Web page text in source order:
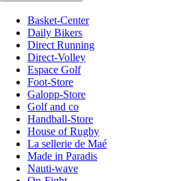
Basket-Center
Daily Bikers
Direct Running
Direct-Volley
Espace Golf
Foot-Store
Galopp-Store
Golf and co
Handball-Store
House of Rugby
La sellerie de Maé
Made in Paradis
Nauti-wave